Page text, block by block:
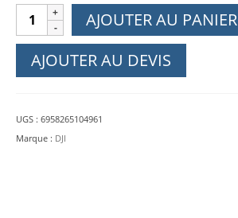
quantité
de
Bras
articulé
AJOUTER AU PANIER
AJOUTER AU DEVIS
UGS : 6958265104961
Marque : DJI